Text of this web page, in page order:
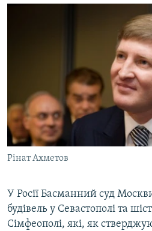
СВІДЧЕННЯ ОКУПАЦІЇ
УКРАЇНСЬКА ПРОБЛЕМА КРИМУ
ІНФОГРАФІКА
ЯК ОБІЙТИ БЛОКУВАННЯ
Qırımtatar
ДОЛУЧАЙСЯ!
Рінат Ахметов
У Росії Басманний суд
будівель у Севастополі та
Сімфеополі, які, як